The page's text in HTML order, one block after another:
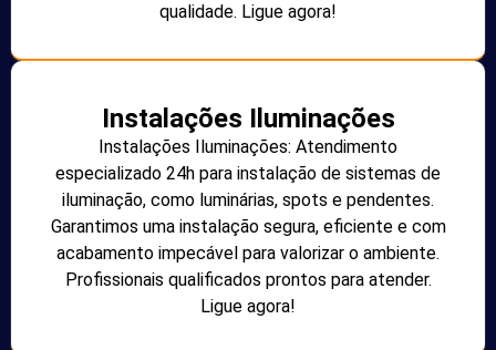
qualidade. Ligue agora!
Instalações Iluminações
Instalações Iluminações: Atendimento
especializado 24h para instalação de sistemas de
iluminação, como luminárias, spots e pendentes.
Garantimos uma instalação segura, eficiente e com
acabamento impecável para valorizar o ambiente.
Profissionais qualificados prontos para atender.
Ligue agora!